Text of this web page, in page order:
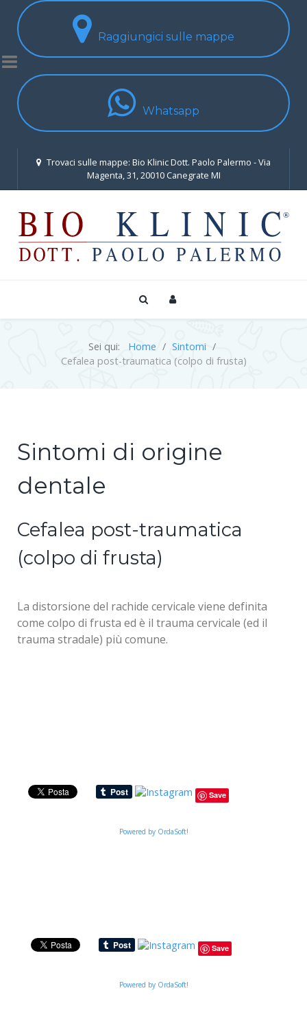
Raggiungici sulle mappe
Whatsapp
Trovaci sulle mappe: Bio Klinic Dott. Paolo Palermo - Via
Magenta, 31, 20010 Canegrate MI
Sei qui: Home
Sintomi
Cefalea post-traumatica (colpo di frusta)
Sintomi di origine
dentale
Cefalea post-traumatica
(colpo di frusta)
La distorsione del rachide cervicale viene definita
come colpo di frusta ed è il trauma cervicale (ed il
trauma stradale) più comune.
Save
Powered by OrdaSoft!
Save
Powered by OrdaSoft!